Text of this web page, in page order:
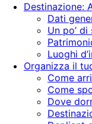
Destinazione:
Dati
Un po’ di
Luoghi
Organizza il
Come
Come
Dove